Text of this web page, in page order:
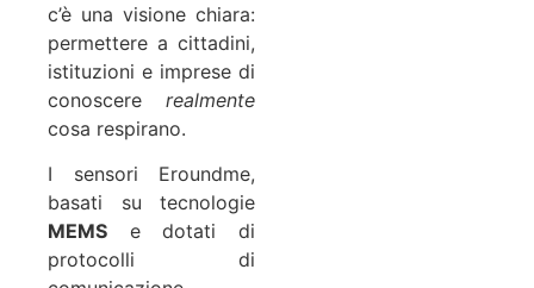
c’è una visione chiara:
permettere a cittadini,
istituzioni e imprese di
conoscere realmente
cosa respirano.
I sensori Eroundme,
basati su tecnologie
MEMS e dotati di
protocolli di